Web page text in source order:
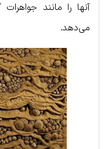
آنها را مانند
می‌دهد.